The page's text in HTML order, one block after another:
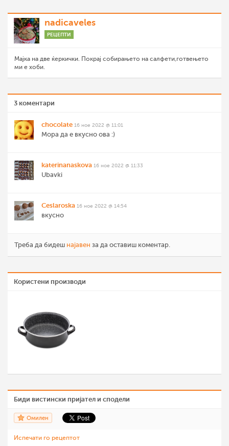
nadicaveles
РЕЦЕПТИ
Мајка на две ќеркички. Покрај собирањето на салфети,готвењето
ми е хоби.
3 коментари
chocolate 16 ное 2022 @ 11:01
Мора да е вкусно ова :)
katerinanaskova 16 ное 2022 @ 11:33
Ubavki
Ceslaroska 16 ное 2022 @ 14:54
вкусно
Треба да бидеш најавен за да оставиш коментар.
Користени производи
Биди вистински пријател и сподели
Омилен
Испечати го рецептот